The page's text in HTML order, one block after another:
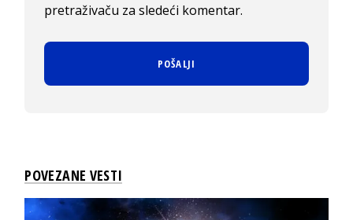
pretraživaču za sledeći komentar.
POVEZANE VESTI